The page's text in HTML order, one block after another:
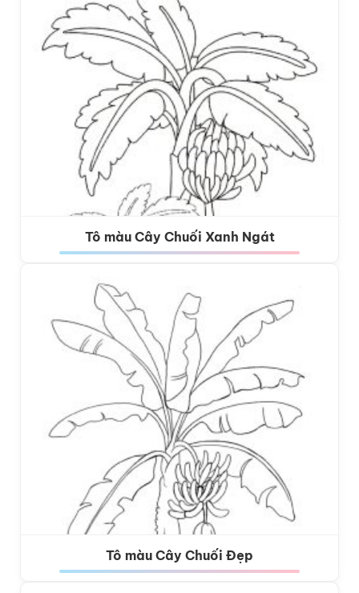
Tô màu Cây Chuối Xanh Ngát
Tô màu Cây Chuối Đẹp